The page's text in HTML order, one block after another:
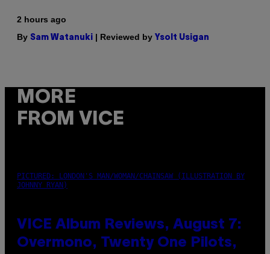
2 hours ago
By Sam Watanuki | Reviewed by Ysolt Usigan
MORE
FROM VICE
PICTURED: LONDON'S MAN/WOMAN/CHAINSAW (ILLUSTRATION BY
JOHNNY RYAN)
VICE Album Reviews, August 7:
Overmono, Twenty One Pilots,